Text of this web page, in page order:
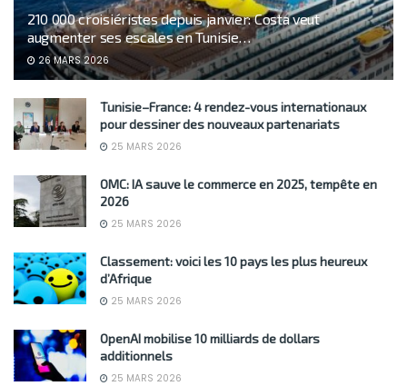
210 000 croisiéristes depuis janvier: Costa veut
augmenter ses escales en Tunisie…
26 MARS 2026
Tunisie–France: 4 rendez-vous internationaux
pour dessiner des nouveaux partenariats
25 MARS 2026
OMC: IA sauve le commerce en 2025, tempête en
2026
25 MARS 2026
Classement: voici les 10 pays les plus heureux
d’Afrique
25 MARS 2026
OpenAI mobilise 10 milliards de dollars
additionnels
25 MARS 2026